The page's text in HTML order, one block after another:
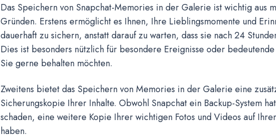
Das Speichern von Snapchat-Memories in der Galerie ist wichtig aus
Gründen. Erstens ermöglicht es Ihnen, Ihre Lieblingsmomente und
dauerhaft zu sichern, anstatt darauf zu warten, dass sie nach 24
Dies ist besonders nützlich für besondere Ereignisse oder
Sie gerne behalten möchten.
Zweitens bietet das Speichern von Memories in der Galerie eine
Sicherungskopie Ihrer Inhalte. Obwohl Snapchat ein Backup-System
schaden, eine weitere Kopie Ihrer wichtigen Fotos und Videos auf
haben.